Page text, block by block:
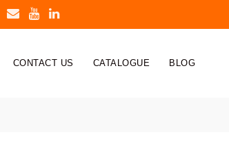
CONTACT US CATALOGUE BLOG